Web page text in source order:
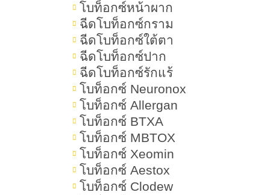
โบท็อกซ์หน้าผาก
ฉีดโบท็อกซ์กราม
ฉีดโบท็อกซ์ใต้ตา
ฉีดโบท็อกซ์ปาก
ฉีดโบท็อกซ์รักแร้
โบท็อกซ์ Neuronox
โบท็อกซ์ Allergan
โบท็อกซ์ BTXA
โบท็อกซ์ MBTOX
โบท็อกซ์ Xeomin
โบท็อกซ์ Aestox
โบท็อกซ์ Clodew
ความแตกต่างของ Thermage กับ
RF ทั่วไป
ใครบ้างที่เหมาะกับการทำ
Thermage
ใครควรหลีกเลี่ยงการทำ Thermage
การเตรียมตัวก่อนทำ Thermage
หลังทำ Thermage ดูแลตัวเอง